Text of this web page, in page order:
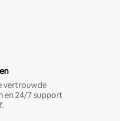
vertrouwde
en 24/7 support